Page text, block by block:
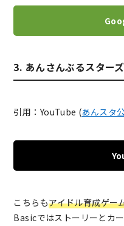
3. あんさんぶるスター
引用：YouTube (あんスタ
こちらもアイドル育成ゲー
Basicではストーリーとカ